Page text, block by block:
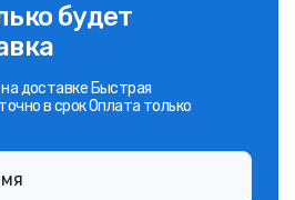
будет
доставке Быстрая
в срок Оплата только